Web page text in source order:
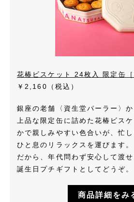
花椿ビスケット 24枚入 限定缶［
￥2,160（税込）
銀座の老舗〈資生堂パーラー〉
上品な限定缶に詰めた花椿ビス
かで親しみやすい色合いが、忙
ひと息のリラックスを運びます
だから、年代問わず安心して渡
誕生日プチギフトとしてどうぞ。
商品詳細をみ